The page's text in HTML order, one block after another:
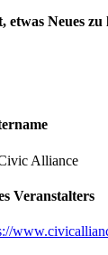
etwas Neues zu
Alliance
Veranstalters